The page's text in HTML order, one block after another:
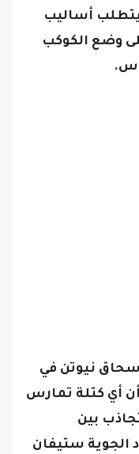
يتطلب أساليب
وضع الكوكب
نيوتن في
أي كتلة تمارس
بين
الجوية ستيفان